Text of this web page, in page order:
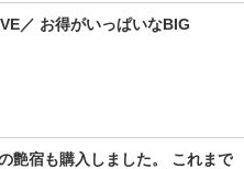
／ お得がいっぱいなBIG
艶宿も購入しました。 これまで